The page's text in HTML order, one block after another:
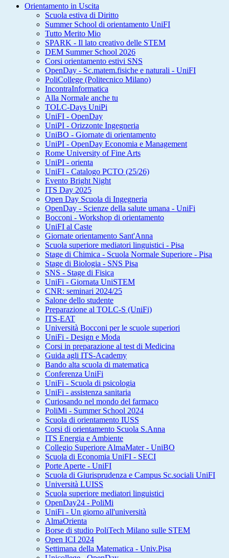
Orientamento in Uscita
Scuola estiva di Diritto
Summer School di orientamento UniFI
Tutto Merito Mio
SPARK - Il lato creativo delle STEM
DEM Summer School 2026
Corsi orientamento estivi SNS
OpenDay - Sc.matem.fisiche e naturali - UniFI
PoliCollege (Politecnico Milano)
IncontraInformatica
Alla Normale anche tu
TOLC-Days UniPi
UniFI - OpenDay
UniPI - Orizzonte Ingegneria
UniBO - Giornate di orientamento
UniPI - OpenDay Economia e Management
Rome University of Fine Arts
UniPI - orienta
UniFI - Catalogo PCTO (25/26)
Evento Bright Night
ITS Day 2025
Open Day Scuola di Ingegneria
OpenDay - Scienze della salute umana - UniFi
Bocconi - Workshop di orientamento
UniFI al Caste
Giornate orientamento Sant'Anna
Scuola superiore mediatori linguistici - Pisa
Stage di Chimica - Scuola Normale Superiore - Pisa
Stage di Biologia - SNS Pisa
SNS - Stage di Fisica
UniFi - Giornata UniSTEM
CNR: seminari 2024/25
Salone dello studente
Preparazione al TOLC-S (UniFi)
ITS-EAT
Università Bocconi per le scuole superiori
UniFi - Design e Moda
Corsi in preparazione al test di Medicina
Guida agli ITS-Academy
Bando alta scuola di matematica
Conferenza UniFi
UniFi - Scuola di psicologia
UniFi - assistenza sanitaria
Curiosando nel mondo del farmaco
PoliMi - Summer School 2024
Scuola di orientamento IUSS
Corsi di orientamento Scuola S.Anna
ITS Energia e Ambiente
Collegio Superiore AlmaMater - UniBO
Scuola di Economia UniFI - SECI
Porte Aperte - UniFI
Scuola di Giurisprudenza e Campus Sc.sociali UniFI
Università LUISS
Scuola superiore mediatori linguistici
OpenDay24 - PoliMi
UniFi - Un giorno all'università
AlmaOrienta
Borse di studio PoliTech Milano sulle STEM
Open ICI 2024
Settimana della Matematica - Univ.Pisa